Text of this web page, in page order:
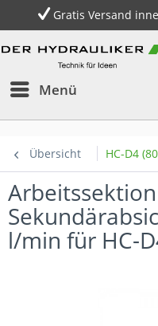
Gratis Versand
Menü
Übersicht HC-D4
l/min für HC-